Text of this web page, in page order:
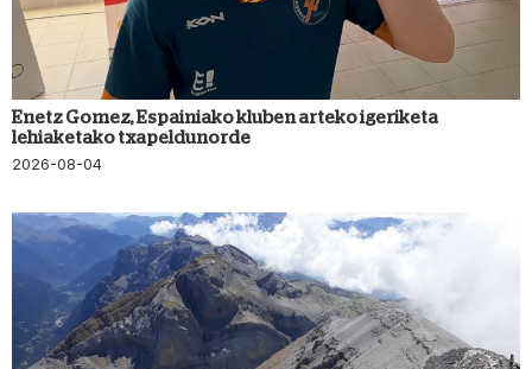
Enetz Gomez, Espainiako kluben arteko igeriketa
lehiaketako txapeldunorde
2026-08-04